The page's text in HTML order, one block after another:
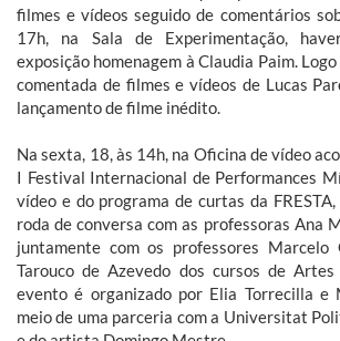
filmes e vídeos seguido de comentários
17h, na Sala de Experimentação,
exposição homenagem à Claudia Paim.
comentada de filmes e vídeos de Lucas
lançamento de filme inédito.
Na sexta, 18, às 14h, na Oficina de vídeo
I Festival Internacional de Performances
vídeo e do programa de curtas da
roda de conversa com as professoras Ana
juntamente com os professores Marcelo
Tarouco de Azevedo dos cursos de
evento é organizado por Elia Torrecilla e
meio de uma parceria com a Universitat